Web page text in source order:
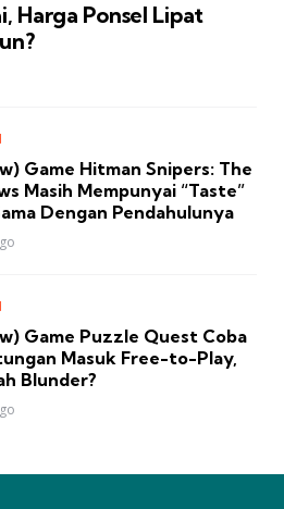
Harga Ponsel Lipat
Game Hitman Snipers: The
Masih Mempunyai “Taste”
Dengan Pendahulunya
Game Puzzle Quest Coba
Masuk Free-to-Play,
Blunder?